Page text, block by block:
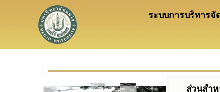
ระบบการบริหาร
ส่วนสำ